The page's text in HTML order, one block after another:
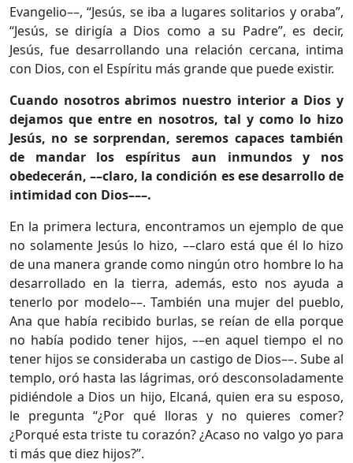
Evangelio––, “Jesús, se iba a lugares solitarios y oraba”,
“Jesús, se dirigía a Dios como a su Padre”, es decir,
Jesús, fue desarrollando una relación cercana, intima
con Dios, con el Espíritu más grande que puede existir.
Cuando nosotros abrimos nuestro interior a Dios y
dejamos que entre en nosotros, tal y como lo hizo
Jesús, no se sorprendan, seremos capaces también
de mandar los espíritus aun inmundos y nos
obedecerán, ––claro, la condición es ese desarrollo de
intimidad con Dios–––.
En la primera lectura, encontramos un ejemplo de que
no solamente Jesús lo hizo, ––claro está que él lo hizo
de una manera grande como ningún otro hombre lo ha
desarrollado en la tierra, además, esto nos ayuda a
tenerlo por modelo––. También una mujer del pueblo,
Ana que había recibido burlas, se reían de ella porque
no había podido tener hijos, ––en aquel tiempo el no
tener hijos se consideraba un castigo de Dios––. Sube al
templo, oró hasta las lágrimas, oró desconsoladamente
pidiéndole a Dios un hijo, Elcaná, quien era su esposo,
le pregunta “¿Por qué lloras y no quieres comer?
¿Porqué esta triste tu corazón? ¿Acaso no valgo yo para
ti más que diez hijos?”.